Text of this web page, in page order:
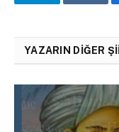
YAZARIN DIĞER